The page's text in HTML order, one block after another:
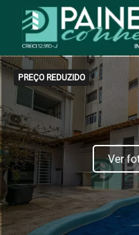
PREÇO REDUZIDO
Ver